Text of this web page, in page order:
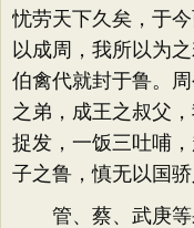
忧劳天下久矣，于
以成周，我所以为
伯禽代就封于鲁。
之弟，成王之叔父
捉发，一饭三吐哺
子之鲁，慎无以国骄
管、蔡、武庚等